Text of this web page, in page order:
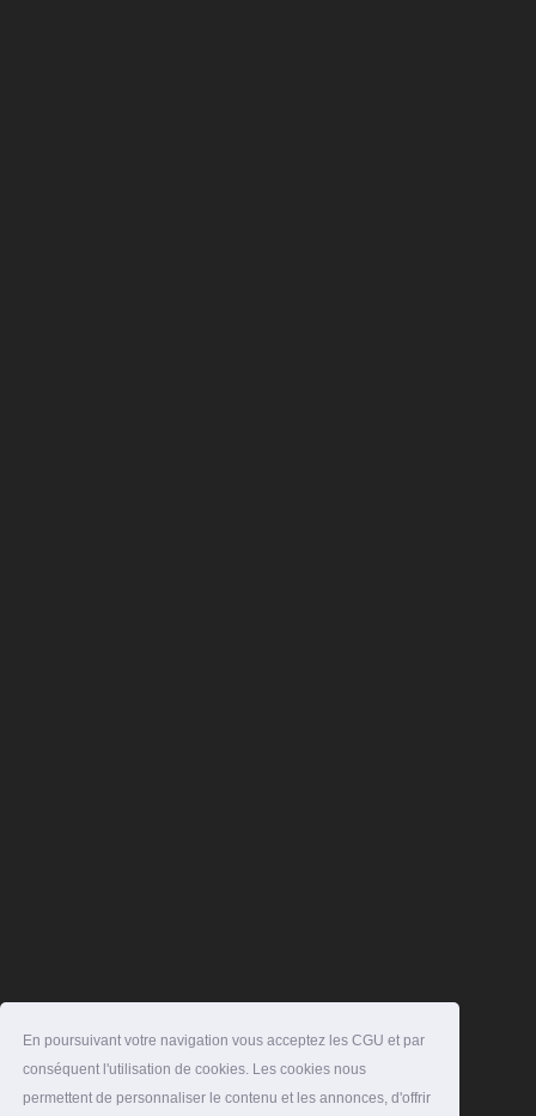
En poursuivant votre navigation vous acceptez les CGU et par
conséquent l'utilisation de cookies. Les cookies nous
permettent de personnaliser le contenu et les annonces, d'offrir